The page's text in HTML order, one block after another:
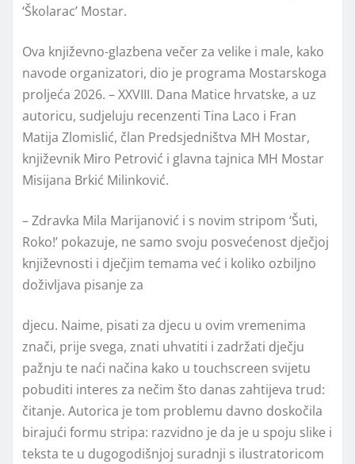
‘Školarac’ Mostar.
Ova književno-glazbena večer za velike i male, kako
navode organizatori, dio je programa Mostarskoga
proljeća 2026. – XXVIII. Dana Matice hrvatske, a uz
autoricu, sudjeluju recenzenti Tina Laco i Fran
Matija Zlomislić, član Predsjedništva MH Mostar,
književnik Miro Petrović i glavna tajnica MH Mostar
Misijana Brkić Milinković.
– Zdravka Mila Marijanović i s novim stripom ‘Šuti,
Roko!’ pokazuje, ne samo svoju posvećenost dječjoj
književnosti i dječjim temama već i koliko ozbiljno
doživljava pisanje za
djecu. Naime, pisati za djecu u ovim vremenima
znači, prije svega, znati uhvatiti i zadržati dječju
pažnju te naći načina kako u touchscreen svijetu
pobuditi interes za nečim što danas zahtijeva trud:
čitanje. Autorica je tom problemu davno doskočila
birajući formu stripa: razvidno je da je u spoju slike i
teksta te u dugogodišnjoj suradnji s ilustratoricom